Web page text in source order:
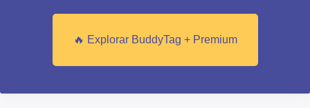
🔥 Explorar BuddyTag + Premium